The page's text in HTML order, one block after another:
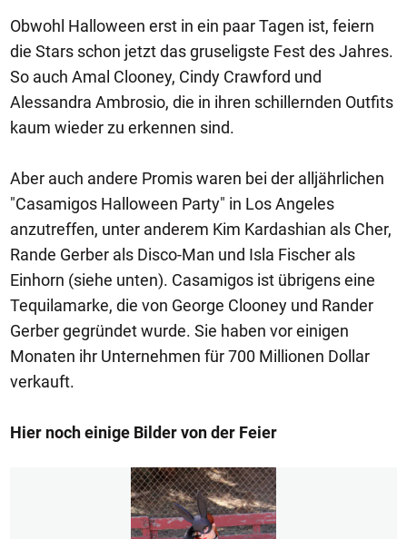
Obwohl Halloween erst in ein paar Tagen ist, feiern
die Stars schon jetzt das gruseligste Fest des Jahres.
So auch Amal Clooney, Cindy Crawford und
Alessandra Ambrosio, die in ihren schillernden Outfits
kaum wieder zu erkennen sind.
Aber auch andere Promis waren bei der alljährlichen
"Casamigos Halloween Party" in Los Angeles
anzutreffen, unter anderem Kim Kardashian als Cher,
Rande Gerber als Disco-Man und Isla Fischer als
Einhorn (siehe unten). Casamigos ist übrigens eine
Tequilamarke, die von George Clooney und Rander
Gerber gegründet wurde. Sie haben vor einigen
Monaten ihr Unternehmen für 700 Millionen Dollar
verkauft.
Hier noch einige Bilder von der Feier
1/15